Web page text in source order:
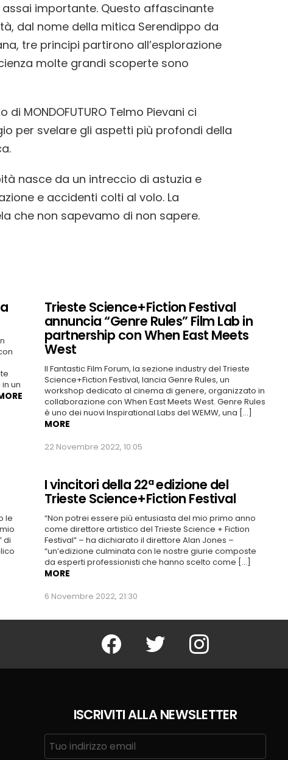
assai importante. Questo affascinante
dal nome della mitica Serendippo da
tre principi partirono all’esplorazione
molte grandi scoperte sono
MONDOFUTURO Telmo Pievani ci
per svelare gli aspetti più profondi della
nasce da un intreccio di astuzia e
e accidenti colti al volo. La
che non sapevamo di non sapere.
un
Trieste Science+Fiction Festival
annuncia “Genre Rules” Film Lab in
partnership con When East Meets
West
Il Fantastic Film Forum, la sezione industry del Trieste
Science+Fiction Festival, lancia Genre Rules, un
workshop dedicato al cinema di genere, organizzato in
collaborazione con When East Meets West. Genre Rules
è uno dei nuovi Inspirational Labs del WEMW, una […]
MORE
22 Novembre 2022, 10:05
le
di
I vincitori della 22ª edizione del
Trieste Science+Fiction Festival
“Non potrei essere più entusiasta del mio primo anno
come direttore artistico del Trieste Science + Fiction
Festival” – ha dichiarato il direttore Alan Jones –
“un’edizione culminata con le nostre giurie composte
da esperti professionisti che hanno scelto come […]
MORE
6 Novembre 2022, 21:30
Facebook Twitter Instagram
ISCRIVITI ALLA NEWSLETTER